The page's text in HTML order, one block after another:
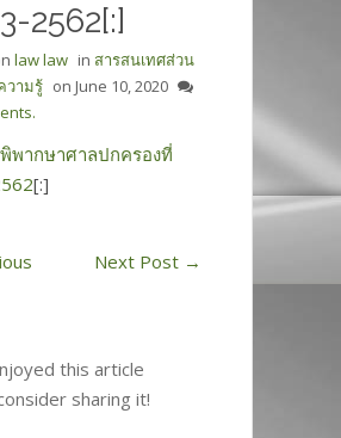
2562[:]
law law in สารสนเทศส่วน
วามรู้ on June 10, 2020
พากษาศาลปกครองที่
[:]
Next Post →
this article
sharing it!